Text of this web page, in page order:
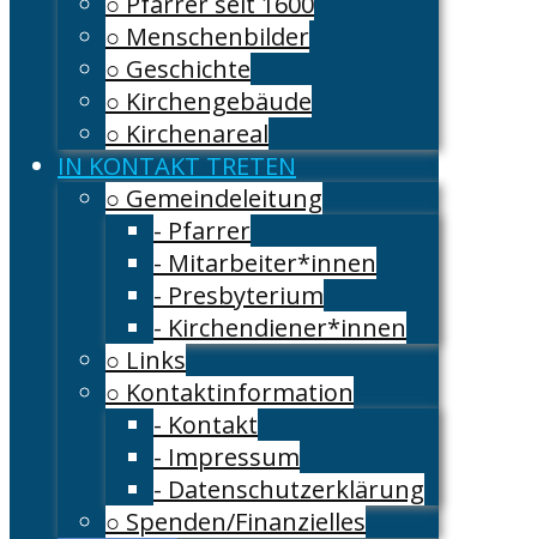
○ Menschenbilder
○ Geschichte
○ Kirchengebäude
○ Kirchenareal
IN KONTAKT TRETEN
○ Gemeindeleitung
- Pfarrer
- Mitarbeiter*innen
- Presbyterium
- Kirchendiener*innen
○ Links
○ Kontaktinformation
- Kontakt
- Impressum
- Datenschutzerklärung
○ Spenden/Finanzielles